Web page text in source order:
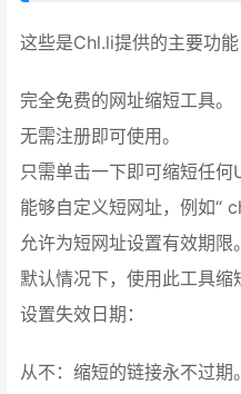
这些是Chl.li提供的主要功能
完全免费的网址缩短工具。
无需注册即可使用。
只需单击一下即可缩短任何
能够自定义短网址，例如“
允许为短网址设置有效期限。
默认情况下，使用此工具
设置失效日期：
从不：缩短的链接永不过期。